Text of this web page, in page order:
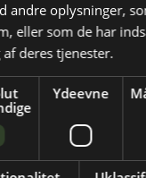
vigtigste
&
i din
og den global
sig i løbet
af året,
solid salgspipeline.
ser
drevet af AI og
andre oplysninger,
eller som de har
deres tjenester.
Ydeevne